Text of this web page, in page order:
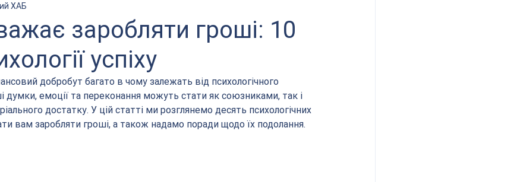
заробляти гроші: 10
успіху
ХАБ
добробут багато в чому залежать від психологічного
емоції та переконання можуть стати як союзниками, так і
достатку. У цій статті ми розглянемо десять психологічних
вам заробляти гроші, а також надамо поради щодо їх подолання.